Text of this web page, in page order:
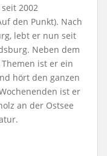
2002
den Punkt). Nach
lebt er nun seit
Neben dem
ist er ein
hört den ganzen
ist er
an der Ostsee